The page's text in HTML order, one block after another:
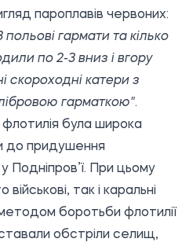
пароплавів червоних:
гармати та кілько
по 2-3 вниз і вгору
скороходні катери з
гарматкою".
була широка
до придушення
Подніпров’ї. При цьому
так і каральні
боротьби флотилії
обстріли селищ,